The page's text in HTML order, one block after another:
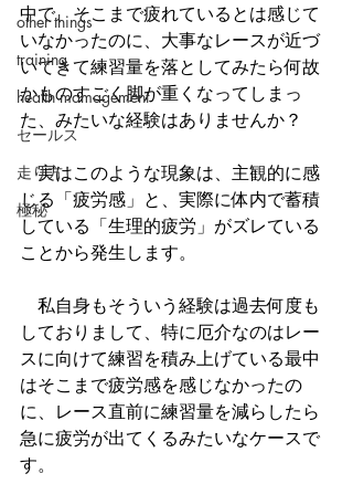
other things
training
health mamagement
セールス
走り方
極秘
中で、そこまで疲れているとは感じて
いなかったのに、大事なレースが近づ
いてきて練習量を落としてみたら何故
かものすごく脚が重くなってしまっ
た、みたいな経験はありませんか？
実はこのような現象は、主観的に感
じる「疲労感」と、実際に体内で蓄積
している「生理的疲労」がズレている
ことから発生します。
私自身もそういう経験は過去何度も
しておりまして、特に厄介なのはレー
スに向けて練習を積み上げている最中
はそこまで疲労感を感じなかったの
に、レース直前に練習量を減らしたら
急に疲労が出てくるみたいなケースで
す。